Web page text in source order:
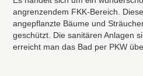
angrenzendem FKK-Bereich.
angepflanzte Bäume und
geschützt. Die sanitären Anlagen
erreicht man das Bad per PKW